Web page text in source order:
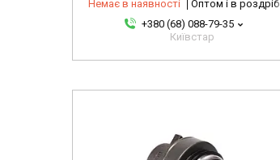
Немає в наявності
Оптом і в роздріб
+380 (68) 088-79-35
Київстар